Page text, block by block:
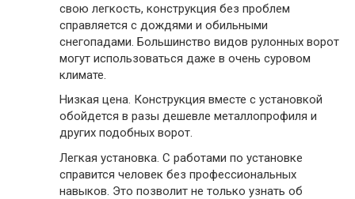
свою легкость, конструкция без проблем
справляется с дождями и обильными
снегопадами. Большинство видов рулонных ворот
могут использоваться даже в очень суровом
климате.
Низкая цена. Конструкция вместе с установкой
обойдется в разы дешевле металлопрофиля и
других подобных ворот.
Легкая установка. С работами по установке
справится человек без профессиональных
навыков. Это позволит не только узнать об